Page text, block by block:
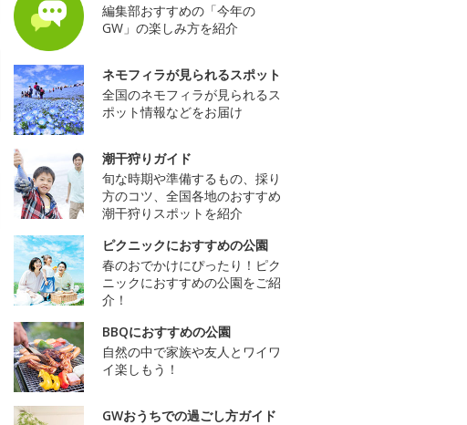
編集部おすすめの「今年の
GW」の楽しみ方を紹介
ネモフィラが見られるスポット
全国のネモフィラが見られるス
ポット情報などをお届け
潮干狩りガイド
旬な時期や準備するもの、採り
方のコツ、全国各地のおすすめ
潮干狩りスポットを紹介
ピクニックにおすすめの公園
春のおでかけにぴったり！ピク
ニックにおすすめの公園をご紹
介！
BBQにおすすめの公園
自然の中で家族や友人とワイワ
イ楽しもう！
GWおうちでの過ごし方ガイド